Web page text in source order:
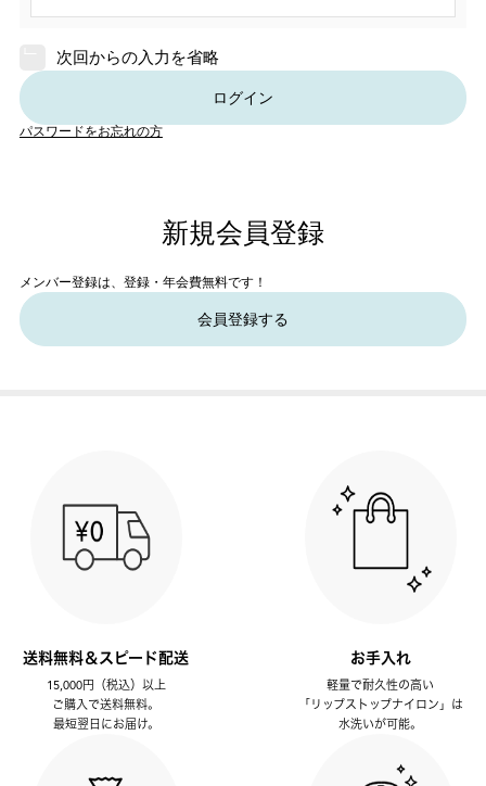
次回からの入力を省略
ログイン
パスワードをお忘れの方
新規会員登録
メンバー登録は、登録・年会費無料です！
会員登録する
送料無料＆スピード配送
15,000円（税込）以上
ご購入で送料無料。
最短翌日にお届け。
お手入れ
軽量で耐久性の高い
「リップストップナイロン」は
水洗いが可能。